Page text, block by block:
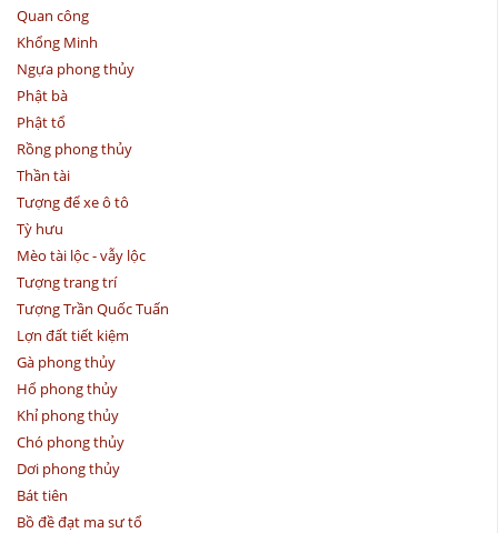
Quan công
Khổng Minh
Ngựa phong thủy
Phật bà
Phật tổ
Rồng phong thủy
Thần tài
Tượng để xe ô tô
Tỳ hưu
Mèo tài lộc - vẫy lộc
Tượng trang trí
Tượng Trần Quốc Tuấn
Lợn đất tiết kiệm
Gà phong thủy
Hổ phong thủy
Khỉ phong thủy
Chó phong thủy
Dơi phong thủy
Bát tiên
Bồ đề đạt ma sư tổ